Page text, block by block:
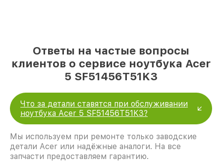
Ответы на частые вопросы
клиентов о сервисе ноутбука Acer
5 SF51456T51K3
Что за детали ставятся при обслуживании
ноутбука Acer 5 SF51456T51K3?
Мы используем при ремонте только заводские
детали Acer или надёжные аналоги. На все
запчасти предоставляем гарантию.